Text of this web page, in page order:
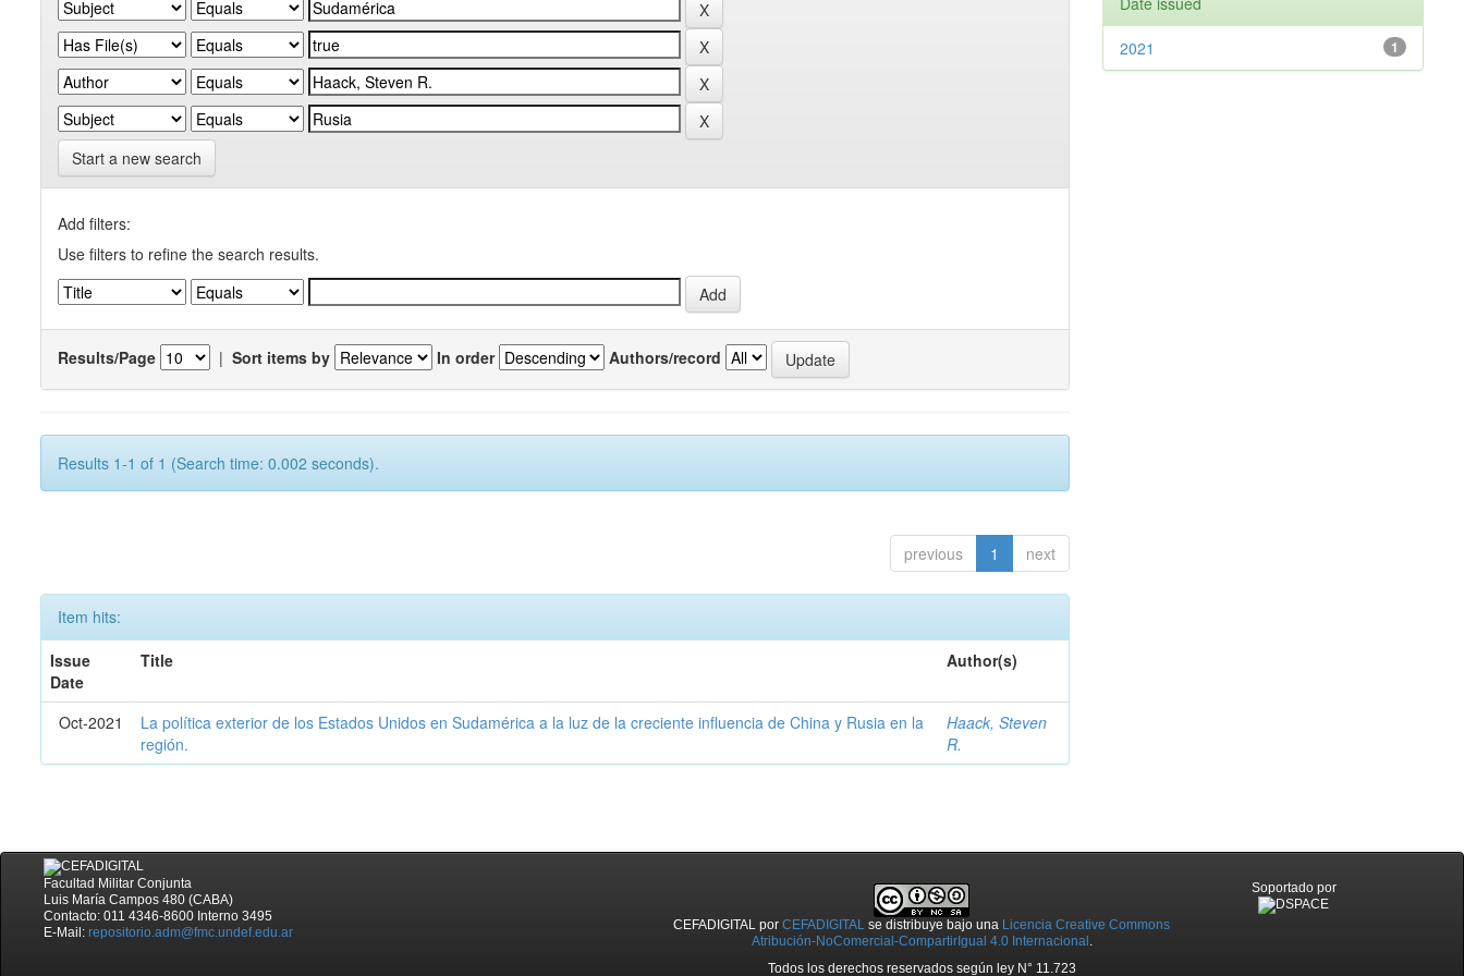
Start a new search
Add filters:
Use filters to refine the search results.
Results/Page | Sort items by In order Authors/record
Results 1-1 of 1 (Search time: 0.002 seconds).
previous 1 next
Item hits:
Issue
Date
Title Author(s)
Oct-2021
La política exterior de los Estados Unidos en Sudamérica a la luz de la creciente influencia de China y Rusia en la
región.
Haack, Steven
R.
1
2021
Facultad Militar Conjunta
Luis María Campos 480 (CABA)
Contacto: 011 4346-8600 Interno 3495
E-Mail: repositorio.adm@fmc.undef.edu.ar CEFADIGITAL porCEFADIGITAL se distribuye bajo una Licencia Creative Commons
Atribución-NoComercial-CompartirIgual 4.0 Internacional .
Todos los derechos reservados según ley N° 11.723
Soportado por